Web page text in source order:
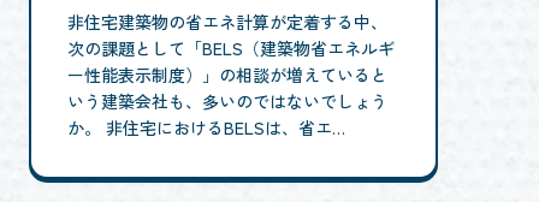
非住宅建築物の省エネ計算が定着する中、
次の課題として「BELS（建築物省エネルギ
ー性能表示制度）」の相談が増えていると
いう建築会社も、多いのではないでしょう
か。 非住宅におけるBELSは、省エ…